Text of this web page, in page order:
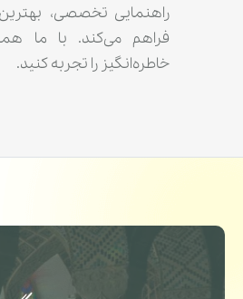
راهنمایی تخصصی،
فراهم می‌کند. با ما
خاطره‌انگیز را تجربه کنید.